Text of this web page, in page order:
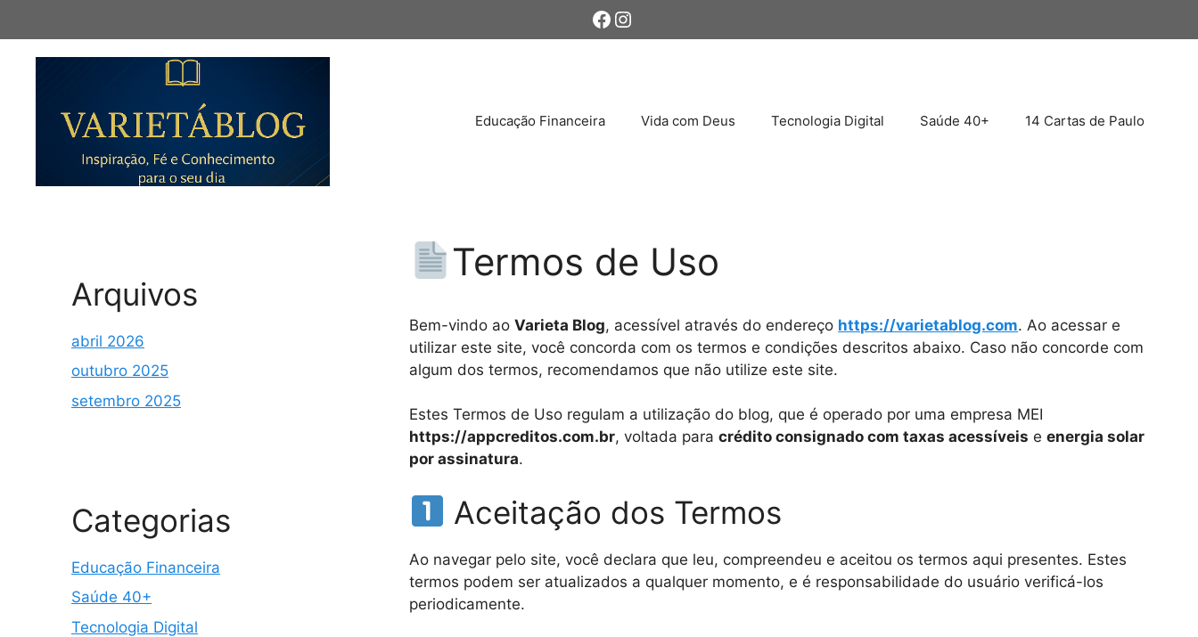
conteúdo
Facebook
Instagram
Educação Financeira Vida com Deus Tecnologia Digital Saúde 40+ 14 Cartas de Paulo
Termos de Uso
Bem-vindo aoVarieta Blog, acessível através do endereço https://varietablog.com. Ao acessar e
utilizar este site, você concorda com os termos e condições descritos abaixo. Caso não concorde com
algum dos termos, recomendamos que não utilize este site.
Estes Termos de Uso regulam a utilização do blog, que é operado por uma empresa MEI
https://appcreditos.com.br, voltada paracrédito consignado com taxas acessíveis eenergia solar
por assinatura.
Aceitação dos Termos
Ao navegar pelo site, você declara que leu, compreendeu e aceitou os termos aqui presentes. Estes
termos podem ser atualizados a qualquer momento, e é responsabilidade do usuário verificá-los
periodicamente.
Arquivos
abril 2026
outubro 2025
setembro 2025
Categorias
Educação Financeira
Saúde 40+
Tecnologia Digital